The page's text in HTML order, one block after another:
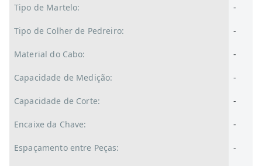
Tipo de Martelo: -
Tipo de Colher de Pedreiro: -
Material do Cabo: -
Capacidade de Medição: -
Capacidade de Corte: -
Encaixe da Chave: -
Espaçamento entre Peças: -